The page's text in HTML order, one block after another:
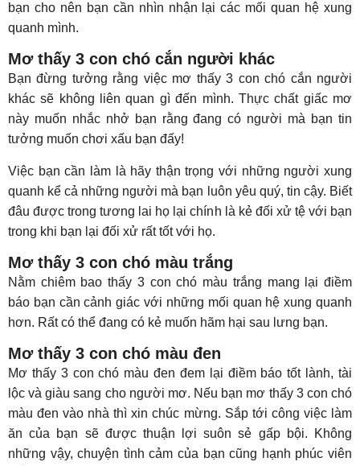
bạn cho nên bạn cần nhìn nhận lại các mối quan hệ xung
quanh mình.
Mơ thấy 3 con chó cắn người khác
Bạn đừng tưởng rằng việc mơ thấy 3 con chó cắn người
khác sẽ không liên quan gì đến mình. Thực chất giấc mơ
này muốn nhắc nhở bạn rằng đang có người mà bạn tin
tưởng muốn chơi xấu bạn đấy!
Việc bạn cần làm là hãy thận trọng với những người xung
quanh kể cả những người mà bạn luôn yêu quý, tin cậy. Biết
đâu được trong tương lai họ lại chính là kẻ đối xử tệ với bạn
trong khi bạn lại đối xử rất tốt với họ.
Mơ thấy 3 con chó màu trắng
Nằm chiêm bao thấy 3 con chó màu trắng mang lại điềm
báo bạn cần cảnh giác với những mối quan hệ xung quanh
hơn. Rất có thể đang có kẻ muốn hãm hại sau lưng bạn.
Mơ thấy 3 con chó màu đen
Mơ thấy 3 con chó màu đen đem lại điềm báo tốt lành, tài
lộc và giàu sang cho người mơ. Nếu bạn mơ thấy 3 con chó
màu đen vào nhà thì xin chúc mừng. Sắp tới công việc làm
ăn của bạn sẽ được thuận lợi suôn sẻ gấp bội. Không
những vậy, chuyện tình cảm của bạn cũng hạnh phúc viên